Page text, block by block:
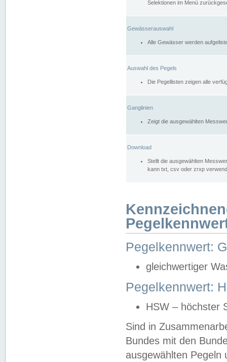
Selektionen im Menü
Gewässerauswahl
Alle Gewässer werden
Auswahl des Pegels
Die Pegellisten zeigen alle
Ganglinien
Zeigt die ausgewählten
Download
Stellt die ausgewählten
kann txt, csv oder zrxp
Pegelkennwert:
gleichwertiger
Pegelkennwert:
HSW – höchster
Sind in
Bundes mit den
ausgewählten